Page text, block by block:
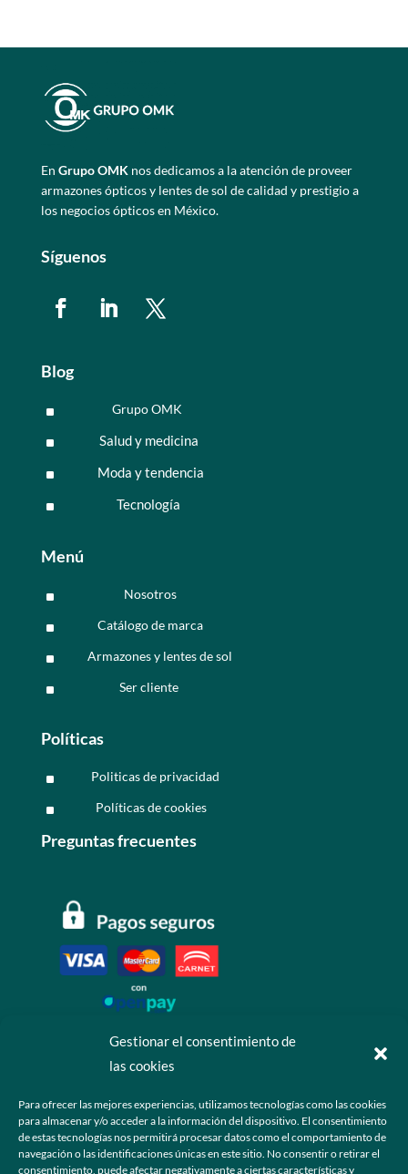
Gestionar el consentimiento de
las cookies
Para ofrecer las mejores experiencias, utilizamos tecnologías como las cookies
para almacenar y/o acceder a la información del dispositivo. El consentimiento
de estas tecnologías nos permitirá procesar datos como el comportamiento de
navegación o las identificaciones únicas en este sitio. No consentir o retirar el
consentimiento, puede afectar negativamente a ciertas características y
En Grupo OMKnos dedicamos a la atención de proveer
armazones ópticos y lentes de sol de calidad y prestigio a
los negocios ópticos en México.
Síguenos
Blog
^ Grupo OMK
^ Salud y medicina
^ Moda y tendencia
^ Tecnología
Menú
^ Nosotros
^ Catálogo de marca
^ Armazones y lentes de sol
^ Ser cliente
Políticas
^ Politicas de privacidad
^ Políticas de cookies
Preguntas frecuentes
 +52 55 6173 7725 (Ventas)
 hola@grupo-omk.com